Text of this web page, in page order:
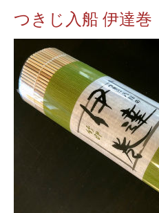
つきじ入船 伊達巻